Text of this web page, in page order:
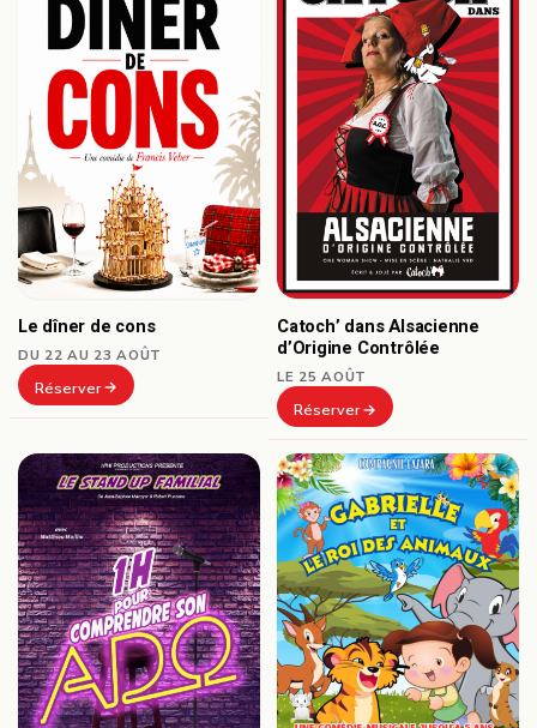
Le dîner de cons
DU 22 AU 23 AOÛT
Réserver
Catoch’ dans Alsacienne
d’Origine Contrôlée
LE 25 AOÛT
Réserver